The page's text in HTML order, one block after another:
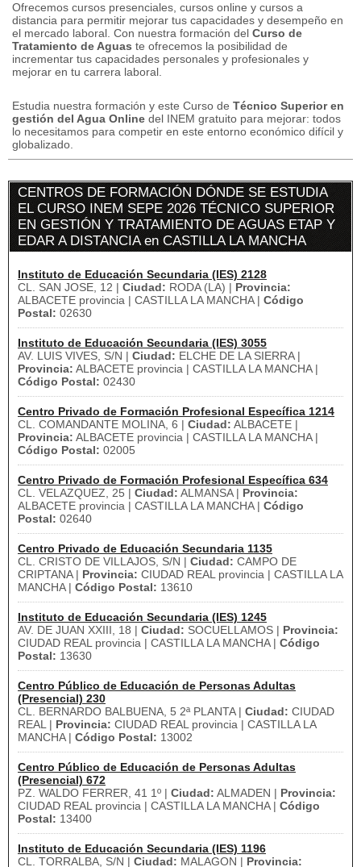
Ofrecemos cursos presenciales, cursos online y cursos a
distancia para permitir mejorar tus capacidades y desempeño en
el mercado laboral. Con nuestra formación del Curso de
Tratamiento de Aguas te ofrecemos la posibilidad de
incrementar tus capacidades personales y profesionales y
mejorar en tu carrera laboral.
Estudia nuestra formación y este Curso de Técnico Superior en
gestión del Agua Online del INEM gratuito para mejorar: todos
lo necesitamos para competir en este entorno económico difícil y
globalizado.
CENTROS DE FORMACIÓN DÓNDE SE ESTUDIA
EL CURSO INEM SEPE 2026 TÉCNICO SUPERIOR
EN GESTIÓN Y TRATAMIENTO DE AGUAS ETAP Y
EDAR A DISTANCIA en CASTILLA LA MANCHA
Instituto de Educación Secundaria (IES) 2128
CL. SAN JOSE, 12 | Ciudad: RODA (LA) | Provincia:
ALBACETE provincia | CASTILLA LA MANCHA | Código
Postal: 02630
Instituto de Educación Secundaria (IES) 3055
AV. LUIS VIVES, S/N | Ciudad: ELCHE DE LA SIERRA |
Provincia: ALBACETE provincia | CASTILLA LA MANCHA |
Código Postal: 02430
Centro Privado de Formación Profesional Específica 1214
CL. COMANDANTE MOLINA, 6 | Ciudad: ALBACETE |
Provincia: ALBACETE provincia | CASTILLA LA MANCHA |
Código Postal: 02005
Centro Privado de Formación Profesional Específica 634
CL. VELAZQUEZ, 25 | Ciudad: ALMANSA | Provincia:
ALBACETE provincia | CASTILLA LA MANCHA | Código
Postal: 02640
Centro Privado de Educación Secundaria 1135
CL. CRISTO DE VILLAJOS, S/N | Ciudad: CAMPO DE
CRIPTANA | Provincia: CIUDAD REAL provincia | CASTILLA LA
MANCHA | Código Postal: 13610
Instituto de Educación Secundaria (IES) 1245
AV. DE JUAN XXIII, 18 | Ciudad: SOCUELLAMOS | Provincia:
CIUDAD REAL provincia | CASTILLA LA MANCHA | Código
Postal: 13630
Centro Público de Educación de Personas Adultas
(Presencial) 230
CL. BERNARDO BALBUENA, 5 2ª PLANTA | Ciudad: CIUDAD
REAL | Provincia: CIUDAD REAL provincia | CASTILLA LA
MANCHA | Código Postal: 13002
Centro Público de Educación de Personas Adultas
(Presencial) 672
PZ. WALDO FERRER, 41 1º | Ciudad: ALMADEN | Provincia:
CIUDAD REAL provincia | CASTILLA LA MANCHA | Código
Postal: 13400
Instituto de Educación Secundaria (IES) 1196
CL. TORRALBA, S/N | Ciudad: MALAGON | Provincia: